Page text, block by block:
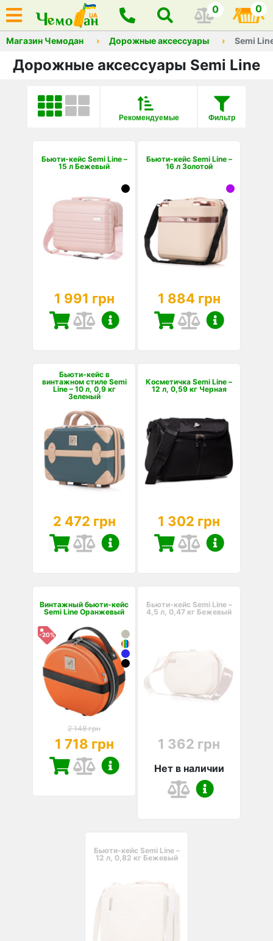
0 0
Магазин Чемодан Дорожные аксессуары Semi
Дорожные аксессуары Semi Line
Фильтр
Рекомендуемые
Бьюти-кейс Semi Line –
15 л Бежевый
1 991 грн
Бьюти-кейс Semi Line –
16 л Золотой
1 884 грн
Бьюти-кейс в
винтажном стиле Semi
Line – 10 л, 0,9 кг
Зеленый
2 472 грн
Косметичка Semi Line –
12 л, 0,59 кг Черная
1 302 грн
Винтажный бьюти-кейс
Semi Line Оранжевый
-20%
2 148 грн
1 718 грн
Бьюти-кейс Semi Line –
4,5 л, 0,47 кг Бежевый
1 362 грн
Нет в наличии
Бьюти-кейс Semi Line –
12 л, 0,82 кг Бежевый